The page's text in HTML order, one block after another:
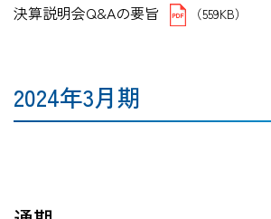
決算説明会Q&Aの要旨
（559KB）
2024年3月期